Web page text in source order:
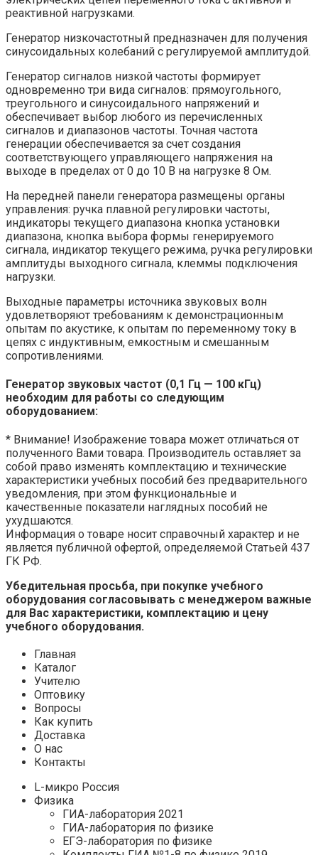
реактивной нагрузками.
Генератор низкочастотный предназначен для получения
синусоидальных колебаний с регулируемой амплитудой.
Генератор сигналов низкой частоты формирует
одновременно три вида сигналов: прямоугольного,
треугольного и синусоидального напряжений и
обеспечивает выбор любого из перечисленных
сигналов и диапазонов частоты. Точная частота
генерации обеспечивается за счет создания
соответствующего управляющего напряжения на
выходе в пределах от 0 до 10 В на нагрузке 8 Ом.
На передней панели генератора размещены органы
управления: ручка плавной регулировки частоты,
индикаторы текущего диапазона кнопка установки
диапазона, кнопка выбора формы генерируемого
сигнала, индикатор текущего режима, ручка регулировки
амплитуды выходного сигнала, клеммы подключения
нагрузки.
Выходные параметры источника звуковых волн
удовлетворяют требованиям к демонстрационным
опытам по акустике, к опытам по переменному току в
цепях с индуктивным, емкостным и смешанным
сопротивлениями.
Генератор звуковых частот (0,1 Гц — 100 кГц)
необходим для работы со следующим
оборудованием:
* Внимание! Изображение товара может отличаться от
полученного Вами товара. Производитель оставляет за
собой право изменять комплектацию и технические
характеристики учебных пособий без предварительного
уведомления, при этом функциональные и
качественные показатели наглядных пособий не
ухудшаются.
Информация о товаре носит справочный характер и не
является публичной офертой, определяемой Статьей 437
ГК РФ.
Убедительная просьба, при покупке учебного
оборудования согласовывать с менеджером важные
для Вас характеристики, комплектацию и цену
учебного оборудования.
Главная
Каталог
Учителю
Оптовику
Вопросы
Как купить
Доставка
О нас
Контакты
L-микро Россия
Физика
ГИА-лаборатория 2021
ГИА-лаборатория по физике
ЕГЭ-лаборатория по физике